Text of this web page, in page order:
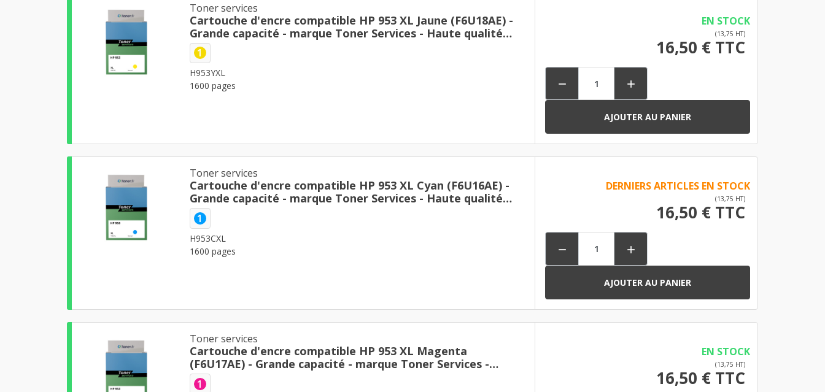
Toner services
Cartouche d'encre compatible HP 953 XL Jaune (F6U18AE) -
Grande capacité - marque Toner Services - Haute qualité
d'impression
1
H953YXL
1600 pages
EN STOCK
(13,75 HT)
16,50 € TTC
 
AJOUTER AU PANIER
Toner services
Cartouche d'encre compatible HP 953 XL Cyan (F6U16AE) -
Grande capacité - marque Toner Services - Haute qualité
d'impression
1
H953CXL
1600 pages
DERNIERS ARTICLES EN STOCK
(13,75 HT)
16,50 € TTC
 
AJOUTER AU PANIER
Toner services
Cartouche d'encre compatible HP 953 XL Magenta
(F6U17AE) - Grande capacité - marque Toner Services -
Haute qualité d'impression
1
EN STOCK
(13,75 HT)
16,50 € TTC